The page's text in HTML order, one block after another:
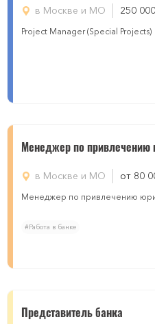
в Москве и МО 250
Project Manager (Special Projects)
Менеджер по привлечению
в Москве и МО от 80
Менеджер по привлечению
#Работа в банке
Представитель банка